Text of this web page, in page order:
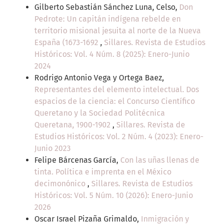
Gilberto Sebastián Sánchez Luna, Celso, Don
Pedrote: Un capitán indígena rebelde en
territorio misional jesuita al norte de la Nueva
España (1673-1692 , Sillares. Revista de Estudios
Históricos: Vol. 4 Núm. 8 (2025): Enero-Junio
2024
Rodrigo Antonio Vega y Ortega Baez,
Representantes del elemento intelectual. Dos
espacios de la ciencia: el Concurso Científico
Queretano y la Sociedad Politécnica
Queretana, 1900-1902 , Sillares. Revista de
Estudios Históricos: Vol. 2 Núm. 4 (2023): Enero-
Junio 2023
Felipe Bárcenas García, Con las uñas llenas de
tinta. Política e imprenta en el México
decimonónico , Sillares. Revista de Estudios
Históricos: Vol. 5 Núm. 10 (2026): Enero-Junio
2026
Oscar Israel Pizaña Grimaldo, Inmigración y